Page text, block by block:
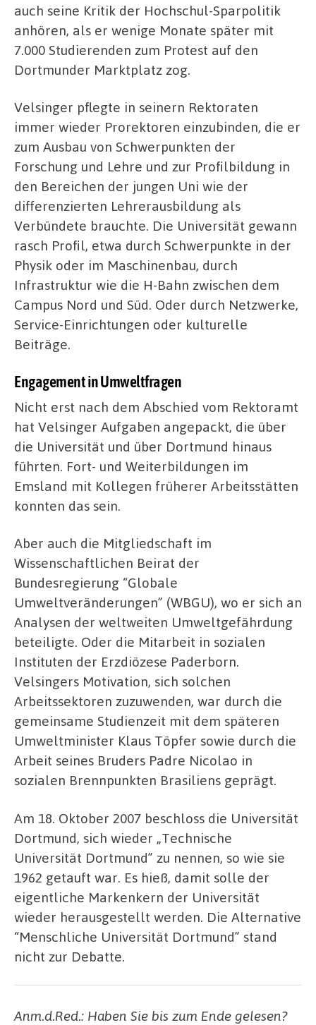
auch seine Kritik der Hochschul-Sparpolitik
anhören, als er wenige Monate später mit
7.000 Studierenden zum Protest auf den
Dortmunder Marktplatz zog.
Velsinger pflegte in seinern Rektoraten
immer wieder Prorektoren einzubinden, die er
zum Ausbau von Schwerpunkten der
Forschung und Lehre und zur Profilbildung in
den Bereichen der jungen Uni wie der
differenzierten Lehrerausbildung als
Verbündete brauchte. Die Universität gewann
rasch Profil, etwa durch Schwerpunkte in der
Physik oder im Maschinenbau, durch
Infrastruktur wie die H-Bahn zwischen dem
Campus Nord und Süd. Oder durch Netzwerke,
Service-Einrichtungen oder kulturelle
Beiträge.
Engagement in Umweltfragen
Nicht erst nach dem Abschied vom Rektoramt
hat Velsinger Aufgaben angepackt, die über
die Universität und über Dortmund hinaus
führten. Fort- und Weiterbildungen im
Emsland mit Kollegen früherer Arbeitsstätten
konnten das sein.
Aber auch die Mitgliedschaft im
Wissenschaftlichen Beirat der
Bundesregierung “Globale
Umweltveränderungen” (WBGU), wo er sich an
Analysen der weltweiten Umweltgefährdung
beteiligte. Oder die Mitarbeit in sozialen
Instituten der Erzdiözese Paderborn.
Velsingers Motivation, sich solchen
Arbeitssektoren zuzuwenden, war durch die
gemeinsame Studienzeit mit dem späteren
Umweltminister Klaus Töpfer sowie durch die
Arbeit seines Bruders Padre Nicolao in
sozialen Brennpunkten Brasiliens geprägt.
Am 18. Oktober 2007 beschloss die Universität
Dortmund, sich wieder „Technische
Universität Dortmund” zu nennen, so wie sie
1962 getauft war. Es hieß, damit solle der
eigentliche Markenkern der Universität
wieder herausgestellt werden. Die Alternative
“Menschliche Universität Dortmund” stand
nicht zur Debatte.
Anm.d.Red.: Haben Sie bis zum Ende gelesen?